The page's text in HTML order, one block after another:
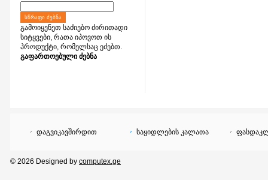
ᲡᲬᲠᲐᲤᲘ ᲫᲔᲑᲜᲐ
გამოიყენეთ საძიებო ძირითადი
სიტყვები, რათა იპოვოთ ის
პროდუქტი, რომელსაც ეძებთ.
გაფართოებული ძებნა
დაგვიკავშირდით საყიდლების კალათა
© 2026 Designed by computex.ge